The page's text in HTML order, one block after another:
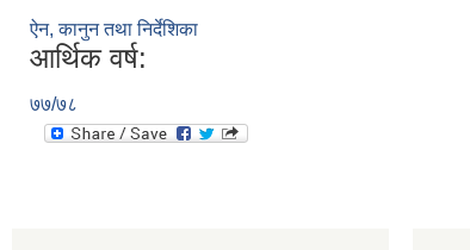
ऐन, कानुन तथा निर्देशिका
आर्थिक वर्ष:
७७/७८